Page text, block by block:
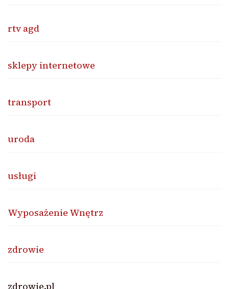
rtv agd
sklepy internetowe
transport
uroda
usługi
Wyposażenie Wnętrz
zdrowie
zdrowie.pl